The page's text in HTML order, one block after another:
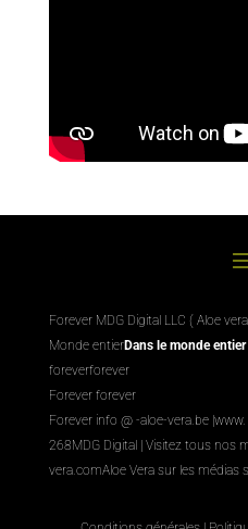
Forever MDG Digital LLC ( Aloe
Monde entierDans le monde entier
foreverforever
Forever forever
Forever info @ -aloe-vera.be | www.
268MDG Digital Visitez tous nos
vera.comAloe Vera sur les médias